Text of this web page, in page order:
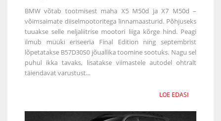
BMW võtab tootmisest maha X5 M50d ja X7 M50d –
võimsaimate diiselmootoritega linnamaasturid. Põhjuseks
tuuakse selle neljaliitrise mootori liiga kõrge hind. Peagi
ilmub müüki eriseeria Final Edition ning septembrist
lõpetatakse B57D30S0 jõuallika toomine sootuks. Nagu sel
puhul ikka tavaks, lisatakse viimastele autodel ohtralt
täiendavat varustust...
LOE EDASI